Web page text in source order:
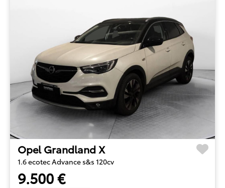
Opel Grandland X
1.6 ecotec Advance s&s 120cv
9.500 €